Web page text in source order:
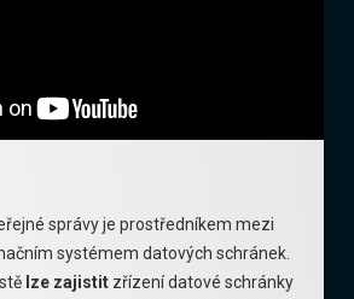
správy je prostředníkem mezi
systémem datových schránek.
lze zajistitzřízení datové schránky